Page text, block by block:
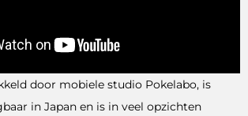
door mobiele studio Pokelabo, is
in Japan en is in veel opzichten